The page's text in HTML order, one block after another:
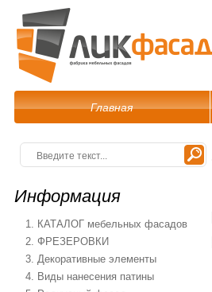
Главная
Информация
1. КАТАЛОГ мебельных фасадов
2. ФРЕЗЕРОВКИ
3. Декоративные элементы
4. Виды нанесения патины